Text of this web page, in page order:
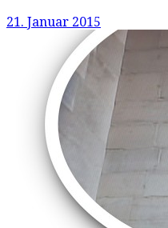
21. Januar 2015